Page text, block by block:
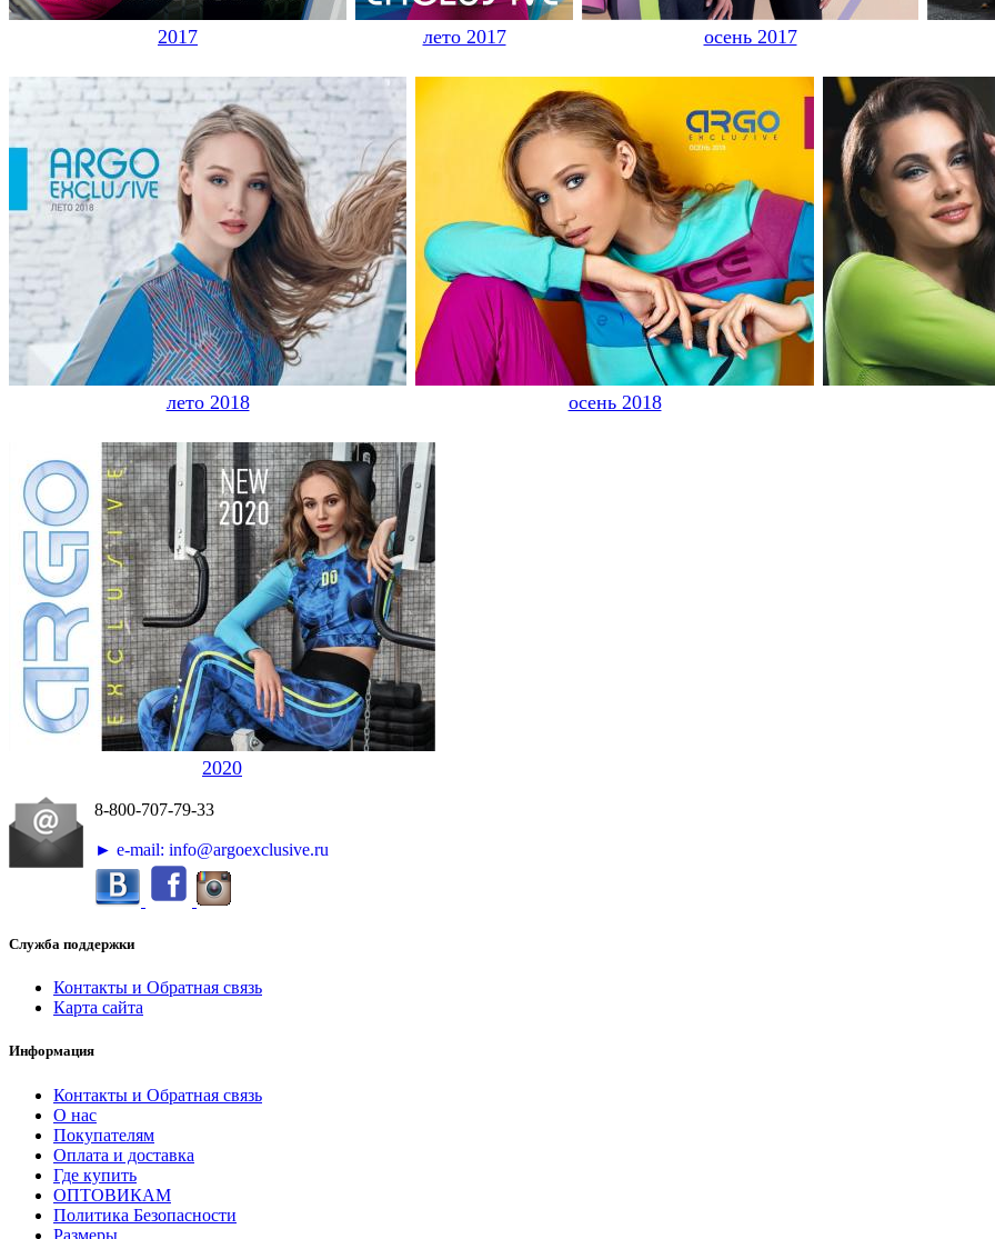
2017 лето 2017 осень 2017
лето 2018 осень 2018
2020
8-800-707-79-33
► e-mail: info@argoexclusive.ru
Служба поддержки
Контакты и Обратная связь
Карта сайта
Информация
Контакты и Обратная связь
О нас
Покупателям
Оплата и доставка
Где купить
ОПТОВИКАМ
Политика Безопасности
Размеры